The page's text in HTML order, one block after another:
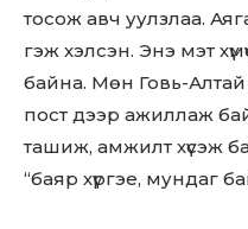
тосож авч уулзлаа.
гэж хэлсэн. Энэ мэт
байна. Мөн Говь-
пост дээр ажиллаж
ташиж, амжилт хүсэж
“баяр хүргэе, мундаг